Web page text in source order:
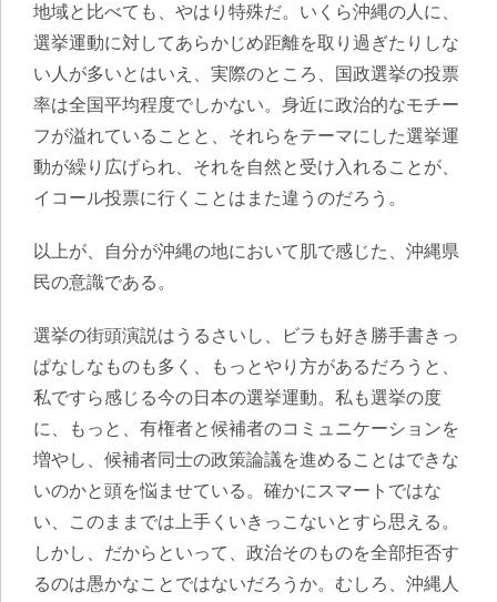
地域と比べても、やはり特殊だ。いくら沖縄の人に、
選挙運動に対してあらかじめ距離を取り過ぎたりしな
い人が多いとはいえ、実際のところ、国政選挙の投票
率は全国平均程度でしかない。身近に政治的なモチー
フが溢れていることと、それらをテーマにした選挙運
動が繰り広げられ、それを自然と受け入れることが、
イコール投票に行くことはまた違うのだろう。
以上が、自分が沖縄の地において肌で感じた、沖縄県
民の意識である。
選挙の街頭演説はうるさいし、ビラも好き勝手書きっ
ぱなしなものも多く、もっとやり方があるだろうと、
私ですら感じる今の日本の選挙運動。私も選挙の度
に、もっと、有権者と候補者のコミュニケーションを
増やし、候補者同士の政策論議を進めることはできな
いのかと頭を悩ませている。確かにスマートではな
い、このままでは上手くいきっこないとすら思える。
しかし、だからといって、政治そのものを全部拒否す
るのは愚かなことではないだろうか。むしろ、 沖縄人